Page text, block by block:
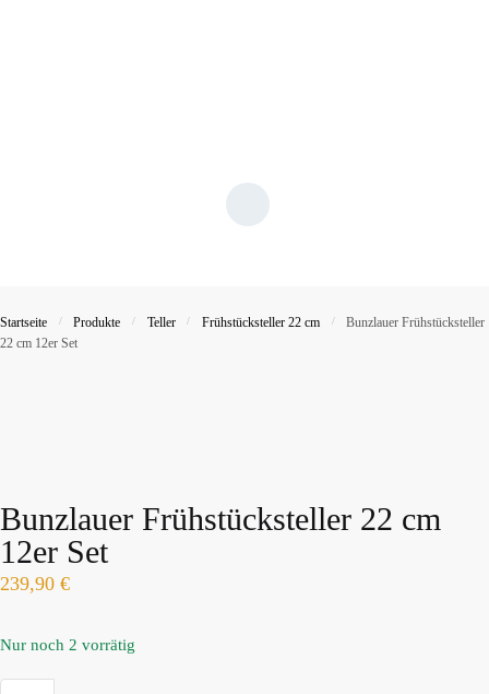
Startseite / Produkte / Teller / Frühstücksteller 22 cm /
Bunzlauer Frühstücksteller
22 cm 12er Set
Bunzlauer Frühstücksteller 22 cm
12er Set
239,90 €
Nur noch 2 vorrätig